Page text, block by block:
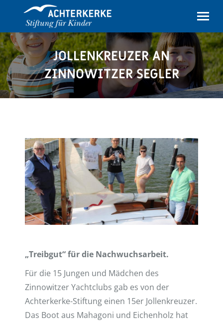
JOLLENKREUZER AN
ZINNOWITZER SEGLER
„Treibgut“ für die Nachwuchsarbeit.
Für die 15 Jungen und Mädchen des
Zinnowitzer Yachtclubs gab es von der
Achterkerke-Stiftung einen 15er Jollenkreuzer.
Das Boot aus Mahagoni und Eichenholz hat